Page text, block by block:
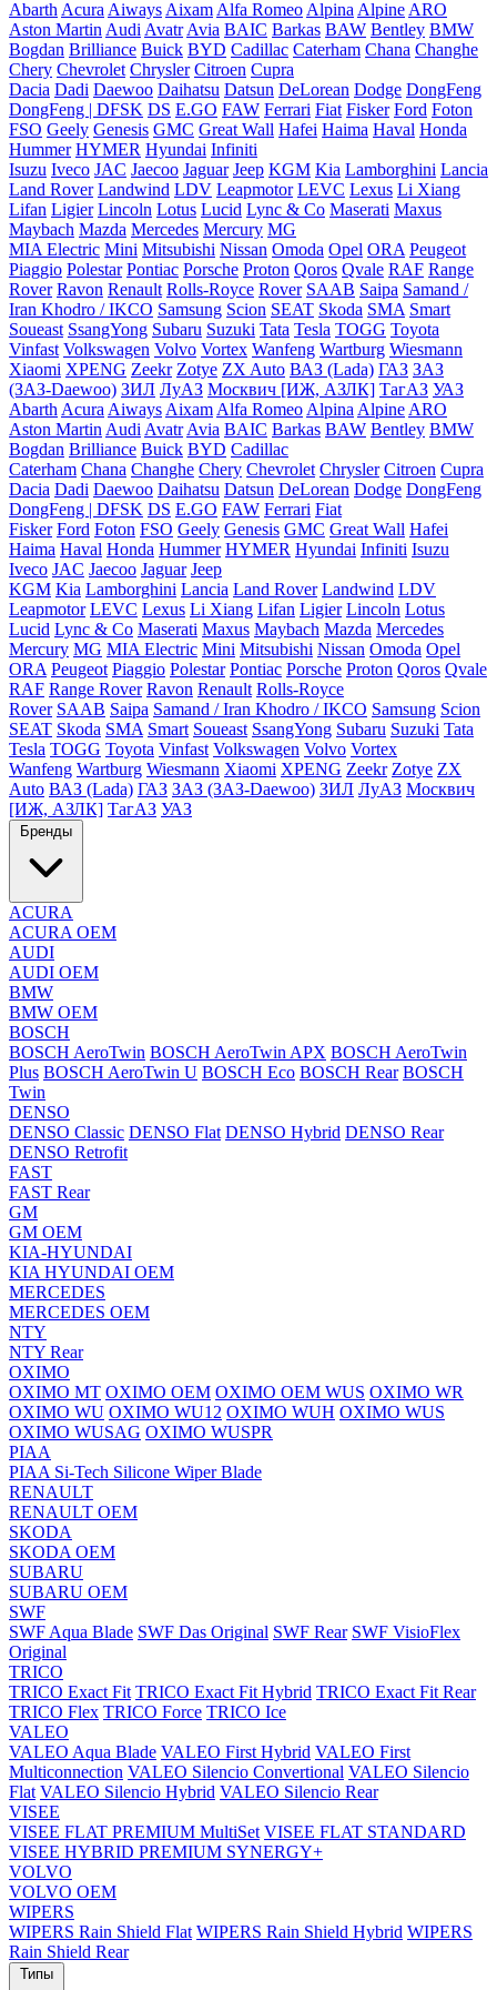
Abarth Acura Aiways Aixam Alfa Romeo Alpina Alpine ARO
Aston Martin Audi Avatr Avia BAIC Barkas BAW Bentley BMW
Bogdan Brilliance Buick BYD Cadillac Caterham Chana Changhe
Chery Chevrolet Chrysler Citroen Cupra
Dacia Dadi Daewoo Daihatsu Datsun DeLorean Dodge DongFeng
DongFeng | DFSK DS E.GO FAW Ferrari Fiat Fisker Ford Foton
FSO Geely Genesis GMC Great Wall Hafei Haima Haval Honda
Hummer HYMER Hyundai Infiniti
Isuzu Iveco JAC Jaecoo Jaguar Jeep KGM Kia Lamborghini Lancia
Land Rover Landwind LDV Leapmotor LEVC Lexus Li Xiang
Lifan Ligier Lincoln Lotus Lucid Lync & Co Maserati Maxus
Maybach Mazda Mercedes Mercury MG
MIA Electric Mini Mitsubishi Nissan Omoda Opel ORA Peugeot
Piaggio Polestar Pontiac Porsche Proton Qoros Qvale RAF Range
Rover Ravon Renault Rolls-Royce Rover SAAB Saipa Samand /
Iran Khodro / IKCO Samsung Scion SEAT Skoda SMA Smart
Soueast SsangYong Subaru Suzuki Tata Tesla TOGG Toyota
Vinfast Volkswagen Volvo Vortex Wanfeng Wartburg Wiesmann
Xiaomi XPENG Zeekr Zotye ZX Auto ВАЗ (Lada) ГАЗ ЗАЗ
(ЗАЗ-Daewoo) ЗИЛ ЛуАЗ Москвич [ИЖ, АЗЛК] ТагАЗ УАЗ
Abarth Acura Aiways Aixam Alfa Romeo Alpina Alpine ARO
Aston Martin Audi Avatr Avia BAIC Barkas BAW Bentley BMW
Bogdan Brilliance Buick BYD Cadillac
Caterham Chana Changhe Chery Chevrolet Chrysler Citroen Cupra
Dacia Dadi Daewoo Daihatsu Datsun DeLorean Dodge DongFeng
DongFeng | DFSK DS E.GO FAW Ferrari Fiat
Fisker Ford Foton FSO Geely Genesis GMC Great Wall Hafei
Haima Haval Honda Hummer HYMER Hyundai Infiniti Isuzu
Iveco JAC Jaecoo Jaguar Jeep
KGM Kia Lamborghini Lancia Land Rover Landwind LDV
Leapmotor LEVC Lexus Li Xiang Lifan Ligier Lincoln Lotus
Lucid Lync & Co Maserati Maxus Maybach Mazda Mercedes
Mercury MG MIA Electric Mini Mitsubishi Nissan Omoda Opel
ORA Peugeot Piaggio Polestar Pontiac Porsche Proton Qoros Qvale
RAF Range Rover Ravon Renault Rolls-Royce
Rover SAAB Saipa Samand / Iran Khodro / IKCO Samsung Scion
SEAT Skoda SMA Smart Soueast SsangYong Subaru Suzuki Tata
Tesla TOGG Toyota Vinfast Volkswagen Volvo Vortex
Wanfeng Wartburg Wiesmann Xiaomi XPENG Zeekr Zotye ZX
Auto ВАЗ (Lada) ГАЗ ЗАЗ (ЗАЗ-Daewoo) ЗИЛ ЛуАЗ Москвич
[ИЖ, АЗЛК] ТагАЗ УАЗ
Бренды
ACURA
ACURA OEM
AUDI
AUDI OEM
BMW
BMW OEM
BOSCH
BOSCH AeroTwin BOSCH AeroTwin APX BOSCH AeroTwin
Plus BOSCH AeroTwin U BOSCH Eco BOSCH Rear BOSCH
Twin
DENSO
DENSO Classic DENSO Flat DENSO Hybrid DENSO Rear
DENSO Retrofit
FAST
FAST Rear
GM
GM OEM
KIA-HYUNDAI
KIA HYUNDAI OEM
MERCEDES
MERCEDES OEM
NTY
NTY Rear
OXIMO
OXIMO MT OXIMO OEM OXIMO OEM WUS OXIMO WR
OXIMO WU OXIMO WU12 OXIMO WUH OXIMO WUS
OXIMO WUSAG OXIMO WUSPR
PIAA
PIAA Si-Tech Silicone Wiper Blade
RENAULT
RENAULT OEM
SKODA
SKODA OEM
SUBARU
SUBARU OEM
SWF
SWF Aqua Blade SWF Das Original SWF Rear SWF VisioFlex
Original
TRICO
TRICO Exact Fit TRICO Exact Fit Hybrid TRICO Exact Fit Rear
TRICO Flex TRICO Force TRICO Ice
VALEO
VALEO Aqua Blade VALEO First Hybrid VALEO First
Multiconnection VALEO Silencio Convertional VALEO Silencio
Flat VALEO Silencio Hybrid VALEO Silencio Rear
VISEE
VISEE FLAT PREMIUM MultiSet VISEE FLAT STANDARD
VISEE HYBRID PREMIUM SYNERGY+
VOLVO
VOLVO OEM
WIPERS
WIPERS Rain Shield Flat WIPERS Rain Shield Hybrid WIPERS
Rain Shield Rear
Типы